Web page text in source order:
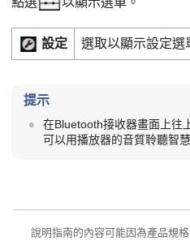
設定 選取以顯示設定選
提示
在Bluetooth接收器畫面上往
可以用播放器的音質聆聽智
說明指南的內容可能因為產品規